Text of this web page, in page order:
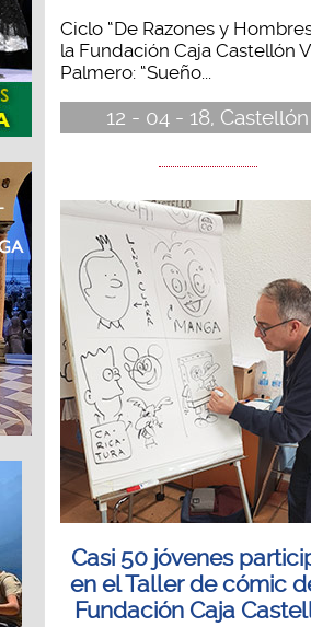
Ciclo “De Razones y
la Fundación Caja Castellón
Palmero: “Sueño...
12 - 04 - 18, Castellón
Casi 50 jóvenes
en el Taller de cómic
Fundación Caja